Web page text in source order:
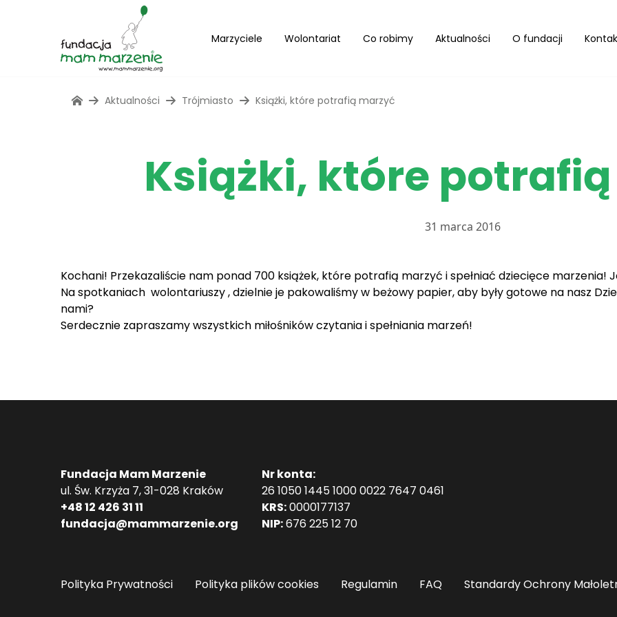
Marzyciele Wolontariat Co robimy Aktualności O fundacji
Aktualności Trójmiasto Książki, które potrafią marzyć
Książki, które
31 marca 2016
Kochani! Przekazaliście nam ponad 700 książek, które potrafią marzyć i spełniać dziecięce marzenia!
Na spotkaniach wolontariuszy , dzielnie je pakowaliśmy w beżowy papier, aby były gotowe na nasz
nami?
Serdecznie zapraszamy wszystkich miłośników czytania i spełniania marzeń!
Fundacja Mam Marzenie
ul. Św. Krzyża 7, 31-028 Kraków
+48 12 426 31 11
fundacja@mammarzenie.org
Nr konta:
26 1050 1445 1000 0022 7647 0461
KRS:0000177137
NIP:676 225 12 70
Polityka Prywatności Polityka plików cookies Regulamin FAQ Standardy Ochrony